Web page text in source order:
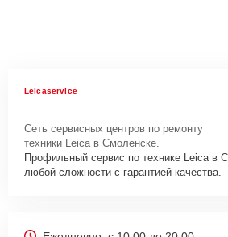
Leicaservice
Сеть сервисных центров по ремонту
техники Leica в Смоленске.
Профильный сервис по технике Leica в
любой сложности с гарантией качества.